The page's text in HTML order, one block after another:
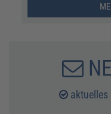
aktuelles